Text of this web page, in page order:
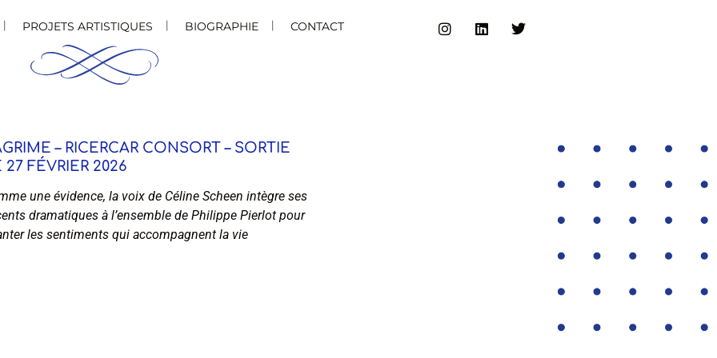
PROJETS ARTISTIQUES BIOGRAPHIE CONTACT
– RICERCAR CONSORT – SORTIE
27 FÉVRIER 2026
une évidence, la voix de Céline Scheen intègre ses
dramatiques à l’ensemble de Philippe Pierlot pour
les sentiments qui accompagnent la vie